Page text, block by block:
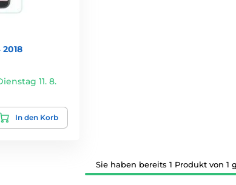
11. 8.
In den Korb
Sie haben bereits 1 Produkt von 1